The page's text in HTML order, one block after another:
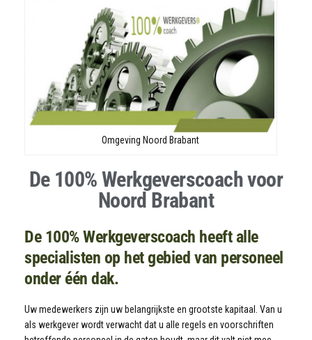
Omgeving Noord Brabant
De 100% Werkgeverscoach voor
Noord Brabant
De 100% Werkgeverscoach heeft alle
specialisten op het gebied van personeel
onder één dak.
Uw medewerkers zijn uw belangrijkste en grootste kapitaal. Van u
als werkgever wordt verwacht dat u alle regels en voorschriften